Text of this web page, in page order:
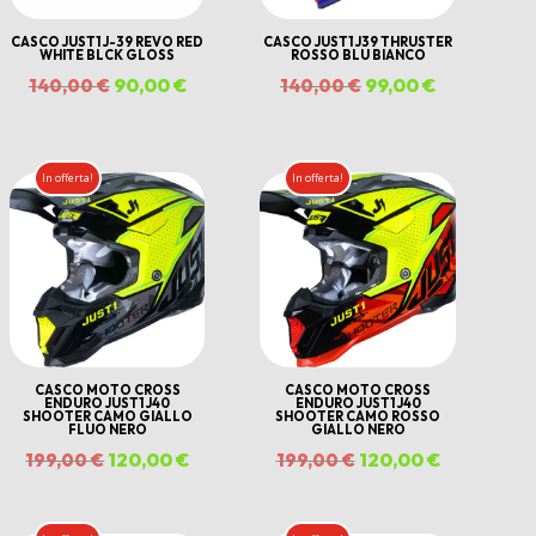
CASCO JUST1 J-39 REVO RED
WHITE BLCK GLOSS
140,00€ Il
era:
140,00 €.
90,00€Il
è:
90,00 €.
CASCO JUST1 J39 THRUSTER
ROSSO BLU BIANCO
140,00€ Il
era:
140,00 €.
99,00€Il
è:
99,00 €.
In offerta!
CASCO MOTO CROSS
ENDURO JUST1 J40
SHOOTER CAMO GIALLO
FLUO NERO
199,00€Il
120,00€Il
In offerta!
CASCO MOTO CROSS
ENDURO JUST1 J40
SHOOTER CAMO ROSSO
GIALLO NERO
199,00€ Il
120,00€Il